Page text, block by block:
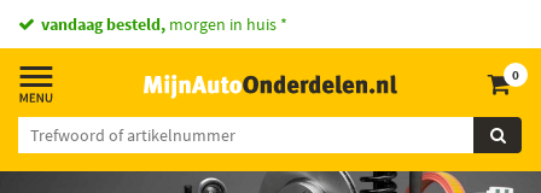
vandaag besteld, morgen in huis *
0